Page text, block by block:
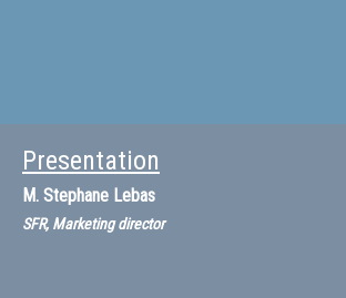
Presentation
M. Stephane Lebas
SFR, Marketing director